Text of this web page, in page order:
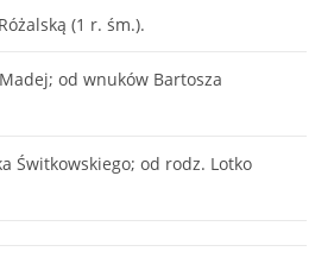
(1 r. śm.).
od wnuków Bartosza
Świtkowskiego; od rodz. Lotko